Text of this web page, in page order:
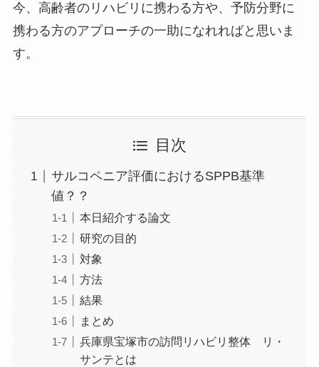
今、高齢者のリハビリに携わる方や、予防分野に
携わる方のアプローチの一助になれればと思いま
す。
目次
サルコペニア評価におけるSPPB基準
値？？
本日紹介する論文
研究の目的
対象
方法
結果
まとめ
兵庫県宝塚市の訪問リハビリ整体 リ・
サンテとは